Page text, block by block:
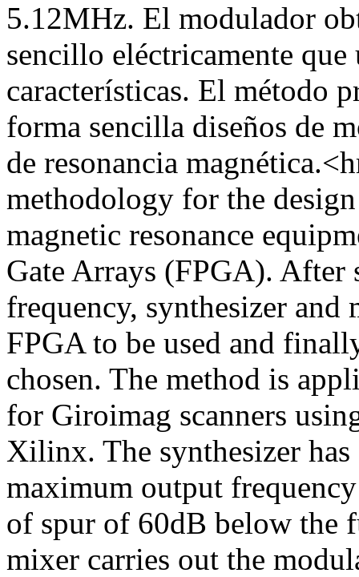
5.12MHz. El modulador
sencillo eléctricamente
características. El método
forma sencilla diseños de
de resonancia
methodology for the
magnetic resonance
Gate Arrays (FPGA). After
frequency, synthesizer
FPGA to be used and
chosen. The method is
for Giroimag scanners
Xilinx. The synthesizer
maximum output
of spur of 60dB below the
mixer carries out the